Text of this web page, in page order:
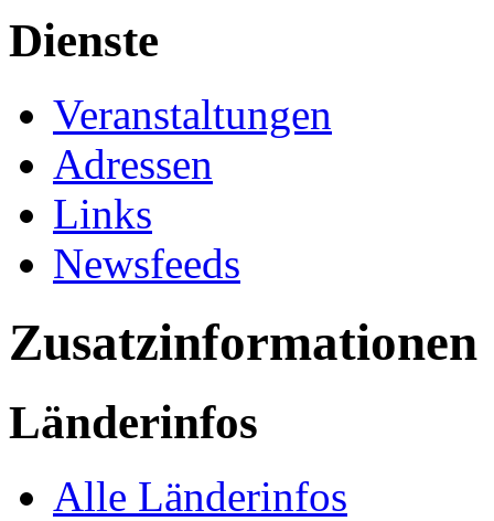
Dienste
Veranstaltungen
Adressen
Links
Newsfeeds
Zusatzinformationen
Länderinfos
Alle Länderinfos